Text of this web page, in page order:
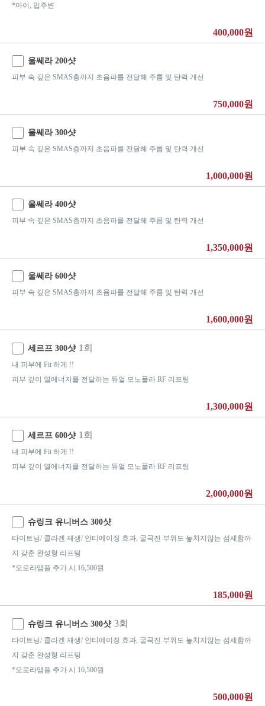
*아이, 입주변
400,000원
울쎄라 200샷
피부 속 깊은 SMAS층까지 초음파를 전달해 주름 및 탄력 개선
750,000원
울쎄라 300샷
피부 속 깊은 SMAS층까지 초음파를 전달해 주름 및 탄력 개선
1,000,000원
울쎄라 400샷
피부 속 깊은 SMAS층까지 초음파를 전달해 주름 및 탄력 개선
1,350,000원
울쎄라 600샷
피부 속 깊은 SMAS층까지 초음파를 전달해 주름 및 탄력 개선
1,600,000원
세르프 300샷 1회
내 피부에 Fit 하게 !!
피부 깊이 열에너지를 전달하는 듀얼 모노폴라 RF 리프팅
1,300,000원
세르프 600샷 1회
내 피부에 Fit 하게 !!
피부 깊이 열에너지를 전달하는 듀얼 모노폴라 RF 리프팅
2,000,000원
슈링크 유니버스 300샷
타이트닝/ 콜라겐 재생/ 안티에이징 효과, 굴곡진 부위도 놓치지않는 섬세함까
지 갖춘 완성형 리프팅
*오로라앰플 추가 시 16,500원
185,000원
슈링크 유니버스 300샷 3회
타이트닝/ 콜라겐 재생/ 안티에이징 효과, 굴곡진 부위도 놓치지않는 섬세함까
지 갖춘 완성형 리프팅
*오로라앰플 추가 시 16,500원
500,000원